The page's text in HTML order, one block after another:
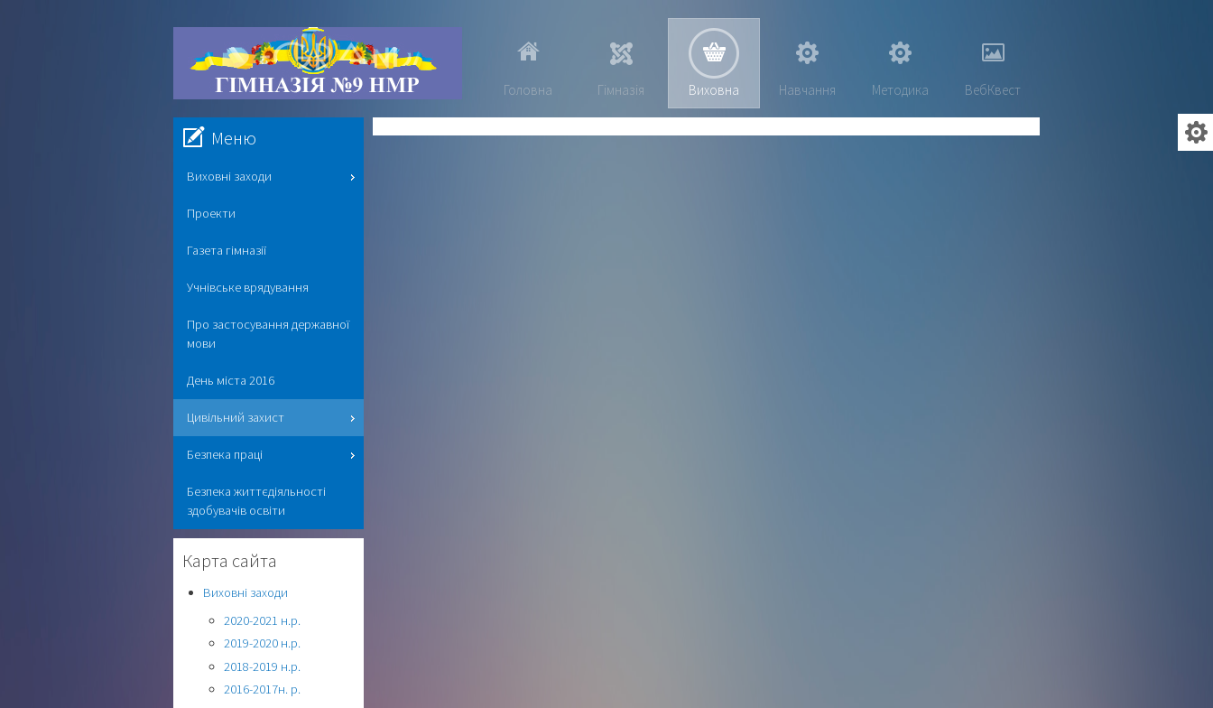
Головна Гімназія Виховна Навчання Методика ВебКвест
Меню
Виховні заходи
Проекти
Газета гімназії
Учнівське врядування
Про застосування державної
мови
День міста 2016
Цивільний захист
Безпека праці
Безпека життєдіяльності
здобувачів освіти
Карта сайта
Виховні заходи
2020-2021 н.р.
2019-2020 н.р.
2018-2019 н.р.
2016-2017н. р.